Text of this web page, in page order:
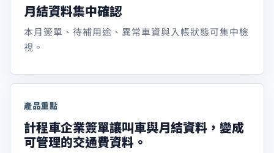
月結資料集中確認
本月簽單、待補用途、異常車資與入帳狀態可集中檢
視。
產品重點
計程車企業簽單讓叫車與月結資料，變成
可管理的交通費資料。